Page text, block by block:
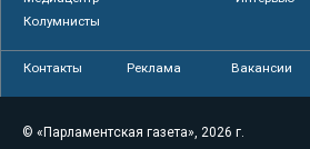
Колумнисты
Контакты Реклама Вакансии
© «Парламентская газета», 2026 г.